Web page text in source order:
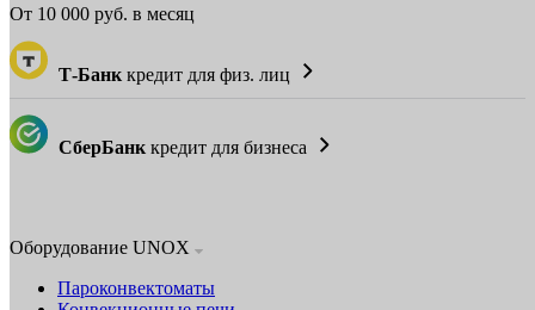
От 10 000 руб. в месяц
Т-Банк кредит для физ. лиц
СберБанк кредит для бизнеса
Оборудование UNOX
Пароконвектоматы